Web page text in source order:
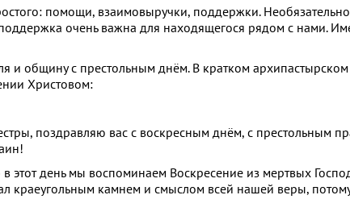
помощи, взаимовыручки, поддержки. Необязательно
очень важна для находящегося рядом с нами.
и общину с престольным днём. В кратком архипастырском
Христовом:
поздравляю вас с воскресным днём, с престольным
этот день мы воспоминаем Воскресение из мертвых
краеугольным камнем и смыслом всей нашей веры,